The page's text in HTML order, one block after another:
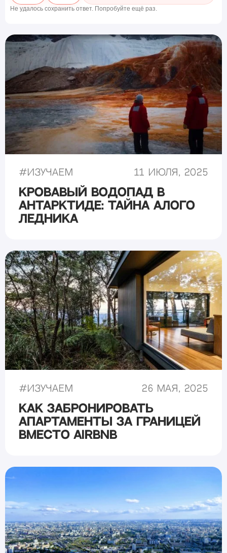
Не удалось сохранить ответ. Попробуйте ещё раз.
#Изучаем 11 июля, 2025
Кровавый водопад в
Антарктиде: тайна алого
ледника
#Изучаем 26 мая, 2025
Как забронировать
апартаменты за границей
вместо Airbnb